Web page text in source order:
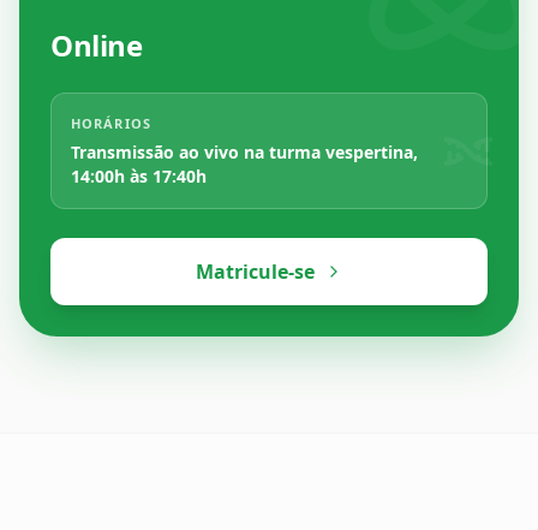
Online
HORÁRIOS
Transmissão ao vivo na turma vespertina,
14:00h às 17:40h
Matricule-se